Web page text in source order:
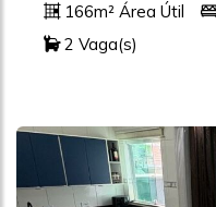
166m² Área Útil
2 Vaga(s)